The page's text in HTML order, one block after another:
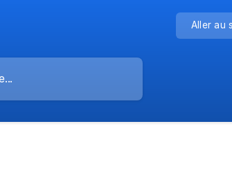
Aller au